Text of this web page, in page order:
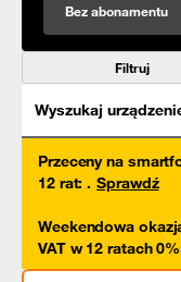
Bez abonamentu
Filtruj
Wyszukaj
Przeceny na
12 rat: . Sprawdź
Weekendowa
VAT w 12 ratach 0%